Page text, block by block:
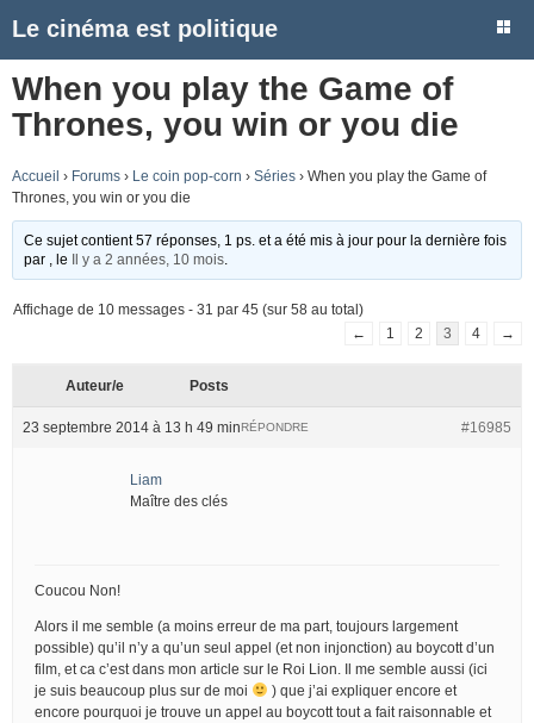
Le cinéma est politique
When you play the Game of
Thrones, you win or you die
Accueil › Forums › Le coin pop-corn › Séries › When you play the Game of
Thrones, you win or you die
Ce sujet contient 57 réponses, 1 ps. et a été mis à jour pour la dernière fois
par
, le Il y a 2 années, 10 mois
Affichage de 10 messages - 31 par 45 (sur 58 au total)
←
1 2 3 4 →
Auteur/e Posts
23 septembre 2014 à 13 h 49 min #16985
RÉPONDRE
Liam
Maître des clés
Coucou Non!
Alors il me semble (a moins erreur de ma part, toujours largement
possible) qu’il n’y a qu’un seul appel (et non injonction) au boycott d’un
film, et ca c’est dans mon article sur le Roi Lion. Il me semble aussi (ici
je suis beaucoup plus sur de moi
) que j’ai expliquer encore et
encore pourquoi je trouve un appel au boycott tout a fait raisonnable et